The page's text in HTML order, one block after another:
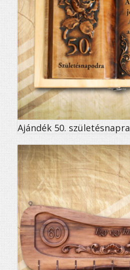
Ajándék 50. születésnapra